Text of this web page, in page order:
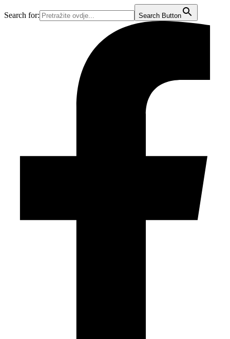
na
Search for: Search Button